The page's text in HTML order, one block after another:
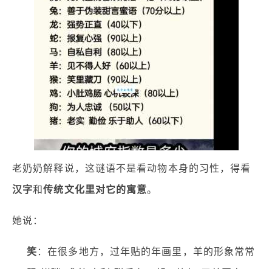
老奶奶解释说，这谜语不是看动物本身的习性，得看
汉字和传统文化里对它的寓意。
她说：
笑 ：在很多地方，过年贴的年画里，羊的形象常常